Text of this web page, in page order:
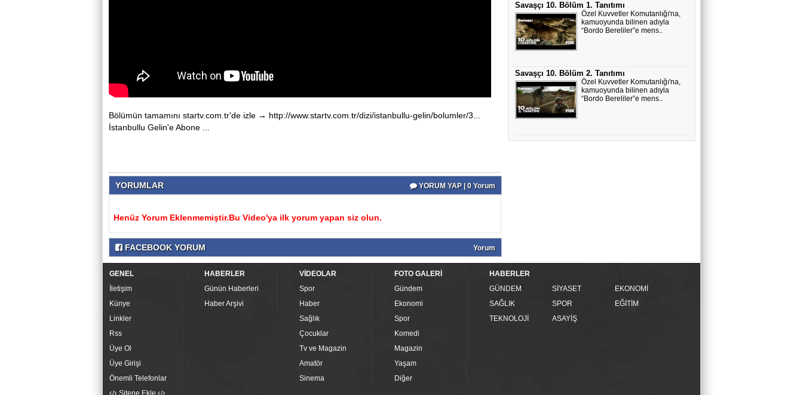
Bölümün tamamını startv.com.tr'de izle → http://www.startv.com.tr/dizi/istanbullu-gelin/bolumler/3...
İstanbullu Gelin'e Abone ...
YORUMLAR YORUM YAP | 0 Yorum
Henüz Yorum Eklenmemiştir.Bu Video'ya ilk yorum yapan siz olun.
FACEBOOK YORUM Yorum
Savaşçı 10. Bölüm 1. Tanıtımı
Özel Kuvvetler Komutanlığı'na,
kamuoyunda bilinen adıyla
“Bordo Bereliler”e mens..
Savaşçı 10. Bölüm 2. Tanıtımı
Özel Kuvvetler Komutanlığı'na,
kamuoyunda bilinen adıyla
“Bordo Bereliler”e mens..
GENEL
İletişim
Künye
Linkler
Rss
Üye Ol
Üye Girişi
Önemli Telefonlar
Sitene Ekle
HABERLER
Günün Haberleri
Haber Arşivi
VİDEOLAR
Spor
Haber
Sağlık
Çocuklar
Tv ve Magazin
Amatör
Sinema
FOTO GALERİ
Gündem
Ekonomi
Spor
Komedi
Magazin
Yaşam
Diğer
HABERLER
GÜNDEM
SİYASET
EKONOMİ
SAĞLIK
SPOR
EĞİTİM
TEKNOLOJİ
ASAYİŞ